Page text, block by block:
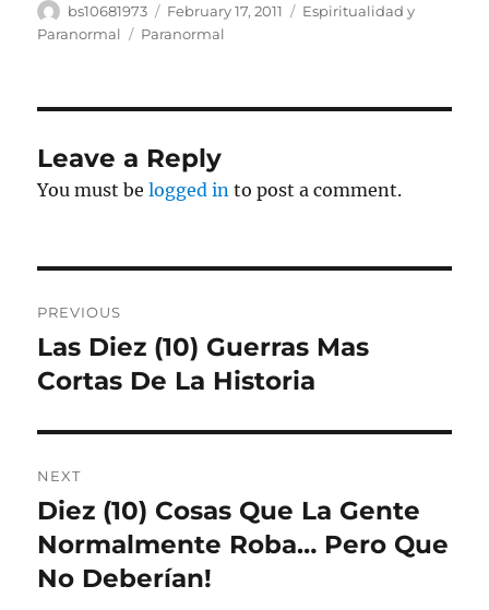
Author
bs10681973
Posted
on
February 17, 2011 Categories
Espiritualidad y
Paranormal
Tags
Paranormal
Leave a Reply
You must belogged in to post a comment.
navigation
PREVIOUS
Previous
post:
Las Diez (10) Guerras Mas
Cortas De La Historia
NEXT
Next
post:
Diez (10) Cosas Que La Gente
Normalmente Roba… Pero Que
No Deberían!